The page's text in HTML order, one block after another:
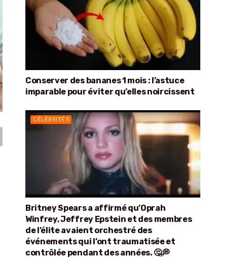
Conserver des bananes 1 mois : l’astuce
imparable pour éviter qu’elles noircissent
CÉLÉBRITÉS
Britney Spears a affirmé qu’Oprah
Winfrey, Jeffrey Epstein et des membres
de l’élite avaient orchestré des
événements qui l’ont traumatisée et
contrôlée pendant des années. 🤔💭